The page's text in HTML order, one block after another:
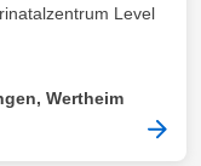
Level
Wertheim